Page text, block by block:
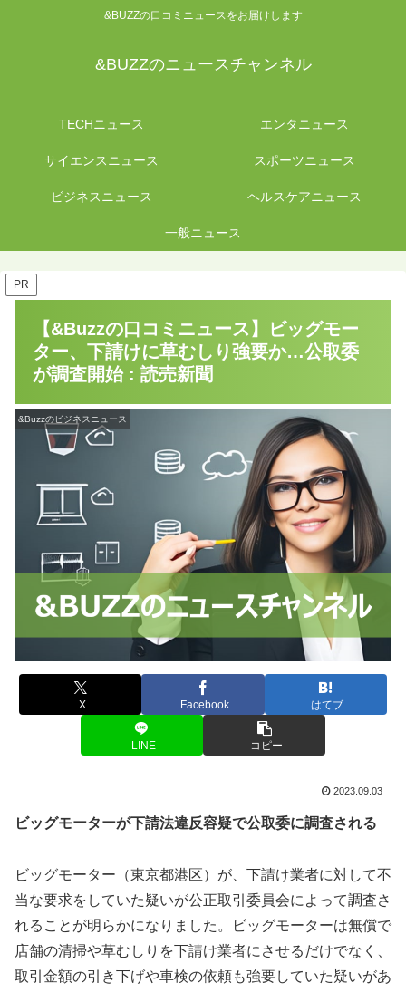
&BUZZの口コミニュースをお届けします
&BUZZのニュースチャンネル
TECHニュース エンタニュース
サイエンスニュース スポーツニュース
ビジネスニュース ヘルスケアニュース
一般ニュース
PR
【&Buzzの口コミニュース】ビッグモー
ター、下請けに草むしり強要か…公取委
が調査開始 : 読売新聞
&Buzzのビジネスニュース
X Facebook はてブ
LINE コピー
2023.09.03
ビッグモーターが下請法違反容疑で公取委に調査される
ビッグモーター（東京都港区）が、下請け業者に対して不
当な要求をしていた疑いが公正取引委員会によって調査さ
れることが明らかになりました。ビッグモーターは無償で
店舗の清掃や草むしりを下請け業者にさせるだけでなく、
取引金額の引き下げや車検の依頼も強要していた疑いがあ